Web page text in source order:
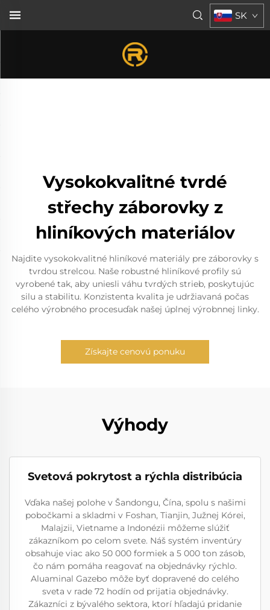
SK
Vysokokvalitné tvrdé
střechy záborovky z
hliníkových materiálov
Najdite vysokokvalitné hliníkové materiály pre záborovky s
tvrdou strelcou. Naše robustné hliníkové profily sú
vyrobené tak, aby uniesli váhu tvrdých strieb, poskytujúc
silu a stabilitu. Konzistenta kvalita je udržiavaná počas
celého výrobného procesuďak našej úplnej výrobnnej linky.
Získajte cenovú ponuku
Výhody
Svetová pokrytost a rýchla distribúcia
Vďaka našej polohe v Šandongu, Čína, spolu s našimi
pobočkami a skladmi v Foshan, Tianjin, Južnej Kórei,
Malajzii, Vietname a Indonézii môžeme slúžiť
zákazníkom po celom svete. Náš systém inventúry
obsahuje viac ako 50 000 formiek a 5 000 ton zásob,
čo nám pomáha reagovať na objednávky rýchlo.
Aluaminal Gazebo môže byť dopravené do celého
sveta v rade 72 hodín od prijatia objednávky.
Zákazníci z bývalého sektora, ktorí hľadajú pridanie